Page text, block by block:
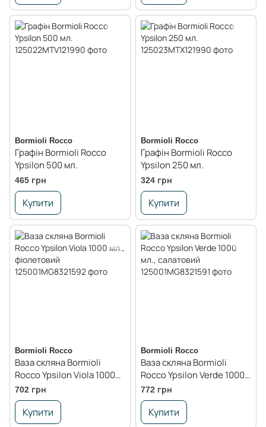
Bormioli Rocco
Графін Bormioli Rocco
Ypsilon 500 мл.
465 грн
Купити
Bormioli Rocco
Графін Bormioli Rocco
Ypsilon 250 мл.
324 грн
Купити
Bormioli Rocco
Ваза скляна Bormioli
Rocco Ypsilon Viola 1000
мл., фіолетовий
702 грн
Купити
Bormioli Rocco
Ваза скляна Bormioli
Rocco Ypsilon Verde 1000
мл., салатовий
772 грн
Купити